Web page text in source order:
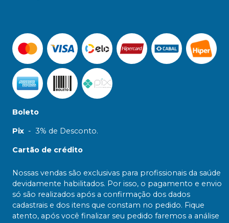
Boleto
Pix - 3% de Desconto.
Cartão de crédito
Nossas vendas são exclusivas para profissionais da saúde
devidamente habilitados. Por isso, o pagamento e envio
só são realizados após a confirmação dos dados
cadastrais e dos itens que constam no pedido. Fique
atento, após você finalizar seu pedido faremos a análise